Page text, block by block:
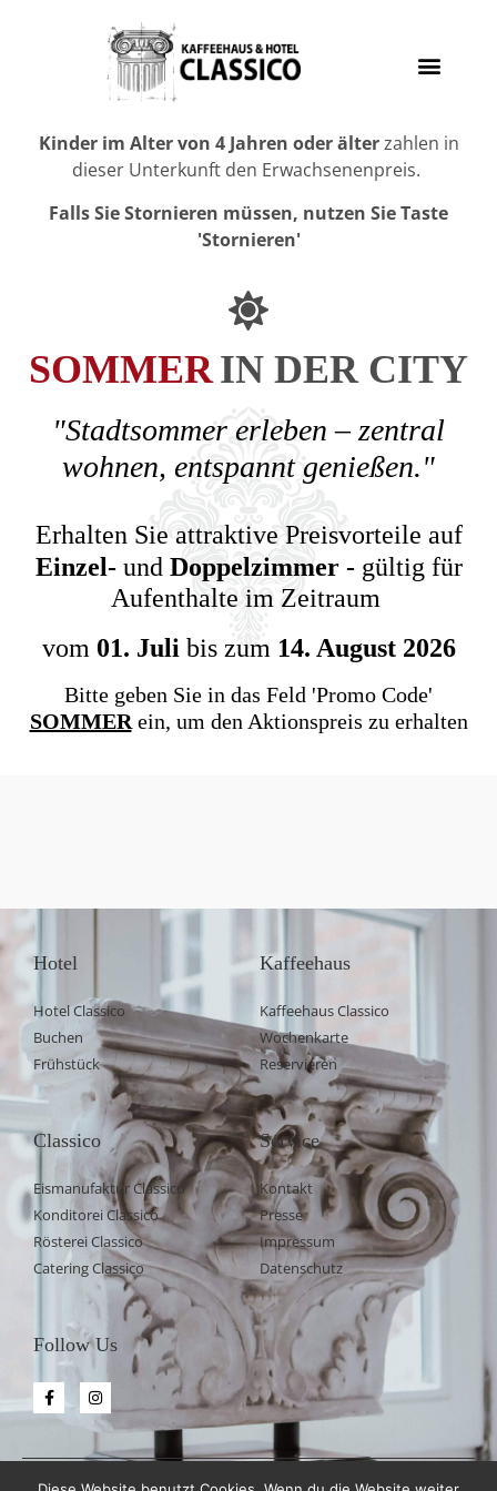
Kinder im Alter von 4 Jahren oder älterzahlen in
dieser Unterkunft den Erwachsenenpreis.
Falls Sie Stornieren müssen, nutzen Sie Taste
'Stornieren'
SOMMERIN DER CITY
"Stadtsommer erleben – zentral
wohnen, entspannt genießen."
Erhalten Sie attraktive Preisvorteile auf
Einzel-und Doppelzimmer -gültig für
Aufenthalte im Zeitraum
vom 01. Juli bis zum 14. August 2026
Bitte geben Sie in das Feld 'Promo Code'
SOMMERein, um den Aktionspreis zu erhalten
Hotel
Hotel Classico
Buchen
Frühstück
Kaffeehaus
Kaffeehaus Classico
Wochenkarte
Reservieren
Classico
Eismanufaktur Classico
Konditorei Classico
Rösterei Classico
Catering Classico
Service
Kontakt
Presse
Impressum
Datenschutz
Follow Us
Copyright 2026 Café Classico GmbH – All rights reserved